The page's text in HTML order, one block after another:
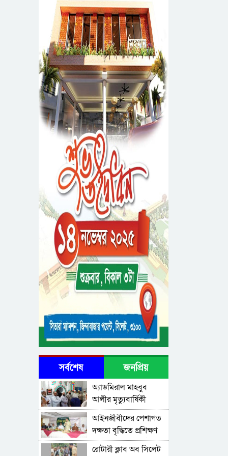
সম্পন্ন
ধরিত্রী রক্ষায় আমরা’র
উদ্যোগে সিলেটে বৃক্ষ
রোপনের কর্মসূচি পালন
সিলেটে সড়ক দু*র্ঘ*ট*নায়
প্রাণ গেল যুবকের
নর্থ ইস্ট ইউনিভার্সিটিতে
রচনা ও আবৃত্তি
প্রতিযোগিতার পুরষ্কার
বিতরণী অনুষ্ঠিত
সিকৃবি’তে জুলাই গণ-
অভ্যুত্থান দিবস উপলক্ষে
বৃক্ষরোপণ কর্মসুচি পালন
রসময় মেমোরিয়াল উচ্চ
বিদ্যালয়ের নতুন ভবনের
উদ্বোধন করলেন মন্ত্রী
মুক্তাদির
মেট্রোপলিটন
ইউনিভার্সিটিতে “পারস্য
কবিতা ও বাংলা কবিতা:
যোগাযোগ ও সম্ভাবনা”
শীর্ষক সেমিনার
সর্বশেষ জনপ্রিয়
অ্যাডমিরাল মাহবুব
আলীর মৃত্যুবার্ষিকী
উপলক্ষে দোয়া মাহফিল
‎আইনজীবীদের পেশাগত
দক্ষতা বৃদ্ধিতে প্রশিক্ষণ
কর্মশালা অপরিহার্য:
রোটারী ক্লাব অব সিলেট